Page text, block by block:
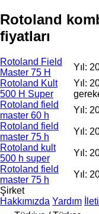
Rotoland
fiyatları
Rotoland Field
Master 75 H
Yıl:
Rotoland Kult
500 H Super
Yıl:
Rotoland field
master 60 h
Yıl:
Rotoland field
master 75 h
Yıl:
Rotoland kult
500 h super
Yıl:
Rotoland field
master 75 h
Yıl:
Şirket
Hakkımızda Yardım